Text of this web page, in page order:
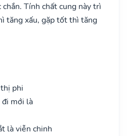
Tính chất cung này trì
tăng xấu, gặp tốt thì tăng
phi
mới là
là viễn chinh